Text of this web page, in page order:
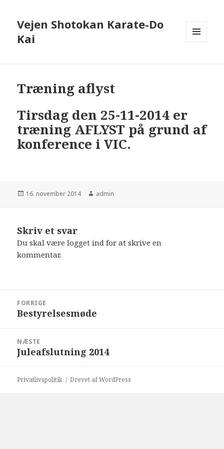
Vejen Shotokan Karate-Do
Kai
Træning aflyst
Tirsdag den 25-11-2014 er
træning AFLYST på grund af
konference i VIC.
Udgivet
16. november 2014 Forfatter
admin
Skriv et svar
Du skal værelogget ind for at skrive en
kommentar.
FORRIGE
Forrige
Bestyrelsesmøde
NÆSTE
Næste
Juleafslutning 2014
Privatlivspolitik Drevet af WordPress